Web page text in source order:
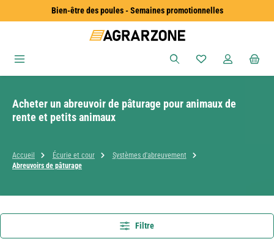
Passer au contenu principalBien-être des poules - Semaines promotionnelles
Vous avez 0
Acheter un abreuvoir de pâturage pour animaux de
rente et petits animaux
Accueil Écurie et cour
Systèmes d'abreuvement
Abreuvoirs de pâturage
Filtre